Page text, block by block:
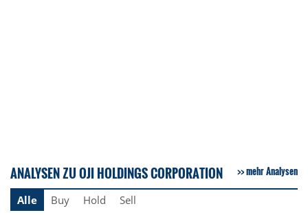
ANALYSEN ZU OJI HOLDINGS CORPORATION mehr Analysen
Alle Buy Hold Sell